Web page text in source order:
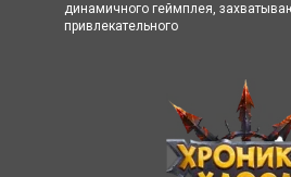
динамичного геймплея,
привлекательного